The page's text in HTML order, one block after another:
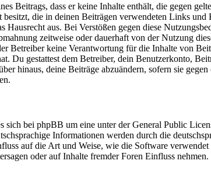
Beitrags, dass er keine Inhalte enthält, die gegen
besitzt, die in deinen Beiträgen verwendeten Links
Hausrecht aus. Bei Verstößen gegen diese
zeitweise oder dauerhaft von der Nutzung
Betreiber keine Verantwortung für die Inhalte von
Du gestattest dem Betreiber, dein Benutzerkonto,
hinaus, deine Beiträge abzuändern, sofern sie
sich bei phpBB um eine unter der General Public
Informationen werden durch die
auf die Art und Weise, wie die Software
oder auf Inhalte fremder Foren Einfluss nehmen.